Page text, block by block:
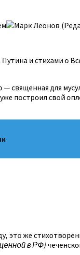
Марк Леонов
и стихами о
священная для
построил свой
это же
в РФ)